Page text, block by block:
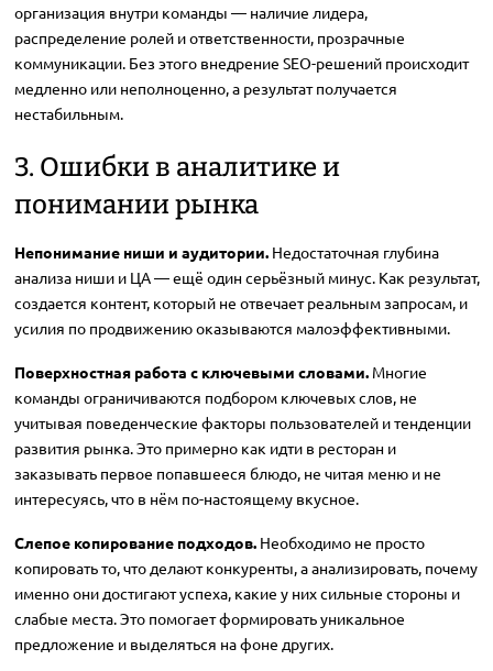
организация внутри команды — наличие лидера,
распределение ролей и ответственности, прозрачные
коммуникации. Без этого внедрение SEO-решений происходит
медленно или неполноценно, а результат получается
нестабильным.
3. Ошибки в аналитике и
понимании рынка
Непонимание ниши и аудитории.Недостаточная глубина
анализа ниши и ЦА — ещё один серьёзный минус. Как результат,
создается контент, который не отвечает реальным запросам, и
усилия по продвижению оказываются малоэффективными.
Поверхностная работа с ключевыми словами.Многие
команды ограничиваются подбором ключевых слов, не
учитывая поведенческие факторы пользователей и тенденции
развития рынка. Это примерно как идти в ресторан и
заказывать первое попавшееся блюдо, не читая меню и не
интересуясь, что в нём по-настоящему вкусное.
Слепое копирование подходов.Необходимо не просто
копировать то, что делают конкуренты, а анализировать, почему
именно они достигают успеха, какие у них сильные стороны и
слабые места. Это помогает формировать уникальное
предложение и выделяться на фоне других.